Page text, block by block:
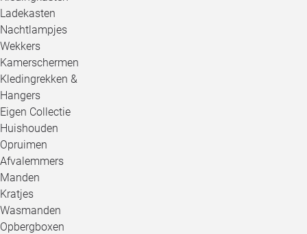
Ladekasten
Nachtlampjes
Wekkers
Kamerschermen
Kledingrekken &
Hangers
Eigen Collectie
Huishouden
Opruimen
Afvalemmers
Manden
Kratjes
Wasmanden
Opbergboxen